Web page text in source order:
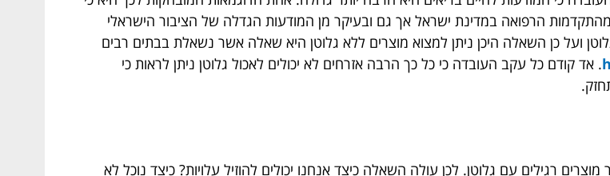
הרפואה במדינת ישראל אך גם ובעיקר מן המודעות הגדלה של הציבור הישראלי
ועל כן השאלה היכן ניתן למצוא מוצרים ללא גלוטן היא שאלה אשר נשאלת בבתים רבים
. אד קודם כל עקב העובדה כי כל כך הרבה אזרחים לא יכולים לאכול גלוטן ניתן לראות כי
רגילים עם גלוטן. לכן עולה השאלה כיצד אנחנו יכולים להוזיל עלויות? כיצד נוכל לא